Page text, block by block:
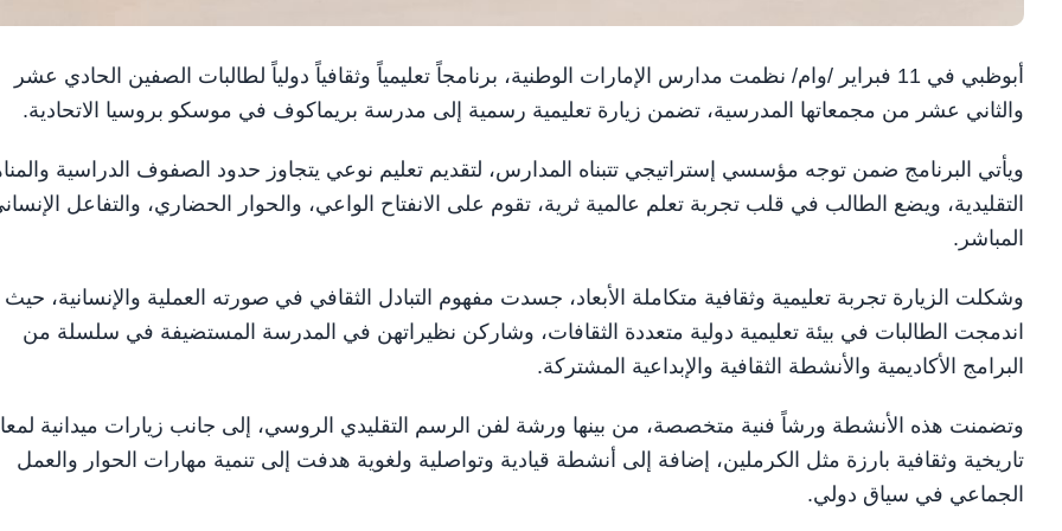
أبوظبي في 11 فبراير /وام/ نظمت مدارس الإمارات الوطنية، برنامجاً تعليمياً وثقافياً دولياً لطالبات الصفين الحادي عشر
والثاني عشر من مجمعاتها المدرسية، تضمن زيارة تعليمية رسمية إلى مدرسة بريماكوف في موسكو بروسيا الاتحادية.
ويأتي البرنامج ضمن توجه مؤسسي إستراتيجي تتبناه المدارس، لتقديم تعليم نوعي يتجاوز حدود الصفوف الدراسية
التقليدية، ويضع الطالب في قلب تجربة تعلم عالمية ثرية، تقوم على الانفتاح الواعي، والحوار الحضاري، والتفاعل
المباشر.
وشكلت الزيارة تجربة تعليمية وثقافية متكاملة الأبعاد، جسدت مفهوم التبادل الثقافي في صورته العملية والإنسانية، حيث
اندمجت الطالبات في بيئة تعليمية دولية متعددة الثقافات، وشاركن نظيراتهن في المدرسة المستضيفة في سلسلة من
البرامج الأكاديمية والأنشطة الثقافية والإبداعية المشتركة.
وتضمنت هذه الأنشطة ورشاً فنية متخصصة، من بينها ورشة لفن الرسم التقليدي الروسي، إلى جانب زيارات ميدانية
تاريخية وثقافية بارزة مثل الكرملين، إضافة إلى أنشطة قيادية وتواصلية ولغوية هدفت إلى تنمية مهارات الحوار والعمل
الجماعي في سياق دولي.